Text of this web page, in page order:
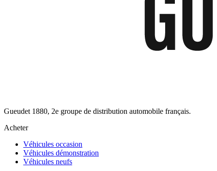
Gueudet 1880, 2e groupe de distribution automobile français.
Acheter
Véhicules occasion
Véhicules démonstration
Véhicules neufs